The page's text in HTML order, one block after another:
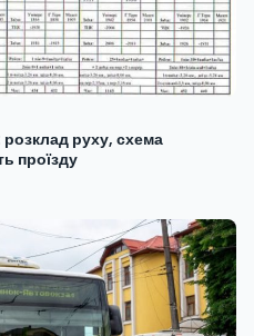
руху, схема
проїзду